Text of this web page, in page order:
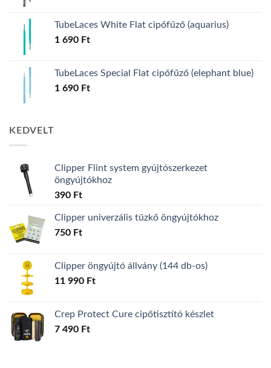
TubeLaces White Flat cipőfűző (aquarius)
1 690 Ft
TubeLaces Special Flat cipőfűző (elephant blue)
1 690 Ft
KEDVELT
Clipper Flint system gyújtószerkezet
öngyújtókhoz
390 Ft
Clipper univerzális tűzkő öngyújtókhoz
750 Ft
Clipper öngyújtó állvány (144 db-os)
11 990 Ft
Crep Protect Cure cipőtisztító készlet
7 490 Ft